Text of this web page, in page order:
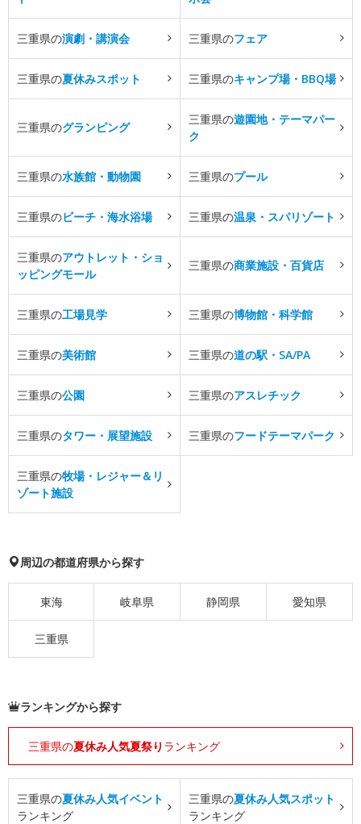
三重県の演劇・講演会 三重県のフェア
三重県の夏休みスポット 三重県のキャンプ場・BBQ場
三重県のグランピング
三重県の遊園地・テーマパー
ク
三重県の水族館・動物園 三重県のプール
三重県のビーチ・海水浴場 三重県の温泉・スパリゾート
三重県のアウトレット・ショ
ッピングモール
三重県の商業施設・百貨店
三重県の工場見学 三重県の博物館・科学館
三重県の美術館 三重県の道の駅・SA/PA
三重県の公園 三重県のアスレチック
三重県のタワー・展望施設 三重県のフードテーマパーク
三重県の牧場・レジャー＆リ
ゾート施設
周辺の都道府県から探す
東海 岐阜県 静岡県 愛知県
三重県
ランキングから探す
三重県の夏休み人気夏祭り ランキング
三重県の夏休み人気イベント
ランキング
三重県の夏休み人気スポット
ランキング